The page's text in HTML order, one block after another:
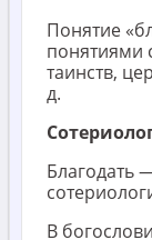
Понятие
понятиями
таинств,
д.
Благодать
В